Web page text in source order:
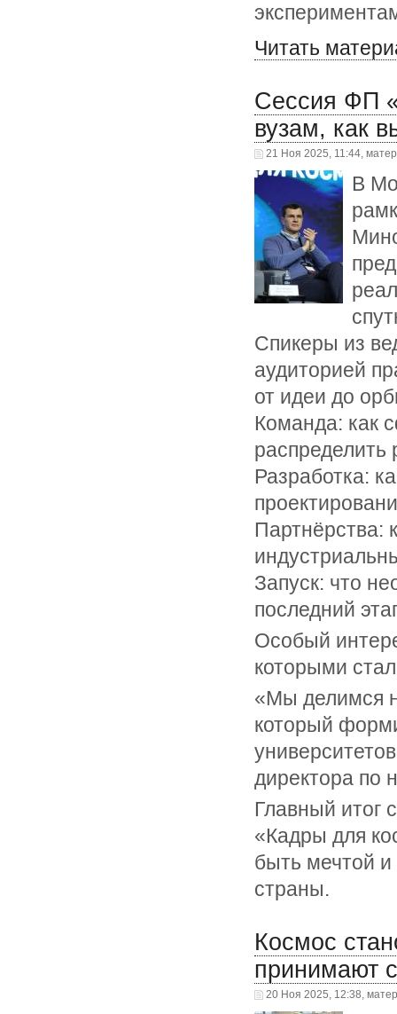
Читать
Сессия ФП
вузам, как
21 Ноя 2025, 11:44,
В
Спикеры из
аудиторией
от идеи до
Команда: как
Разработка:
Партнёрства:
Запуск: что
последний
Особый
которыми
«Мы делимся
который
директора по
Главный итог
«Кадры для
быть мечтой и
страны.
Космос
принимают
20 Ноя 2025, 12:38,